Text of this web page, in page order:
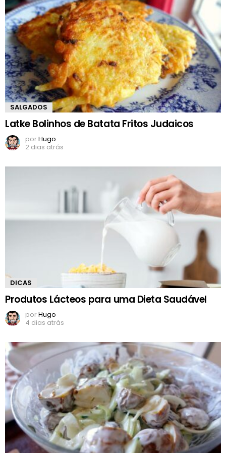
SALGADOS
Latke Bolinhos de Batata Fritos Judaicos
porHugo
2 dias atrás
DICAS
Produtos Lácteos para uma Dieta Saudável
porHugo
4 dias atrás